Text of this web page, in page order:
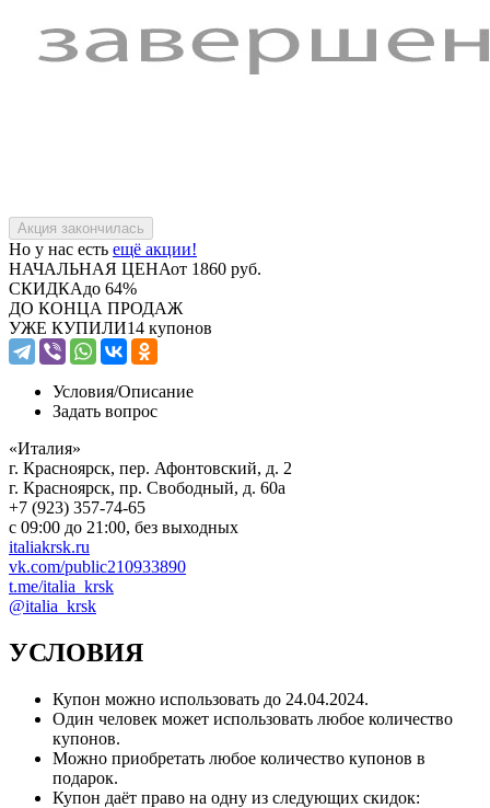
Но у нас есть ещё акции!
НАЧАЛЬНАЯ ЦЕНАот 1860 руб.
СКИДКАдо 64%
ДО КОНЦА ПРОДАЖ
УЖЕ КУПИЛИ14 купонов
Условия/Описание
Задать вопрос
«Италия»
г. Красноярск, пер. Афонтовский, д. 2
г. Красноярск, пр. Свободный, д. 60а
+7 (923) 357-74-65
с 09:00 до 21:00, без выходных
italiakrsk.ru
vk.com/public210933890
t.me/italia_krsk
@italia_krsk
УСЛОВИЯ
Купон можно использовать до 24.04.2024.
Один человек может использовать любое количество
купонов.
Можно приобретать любое количество купонов в
подарок.
Купон даёт право на одну из следующих скидок: